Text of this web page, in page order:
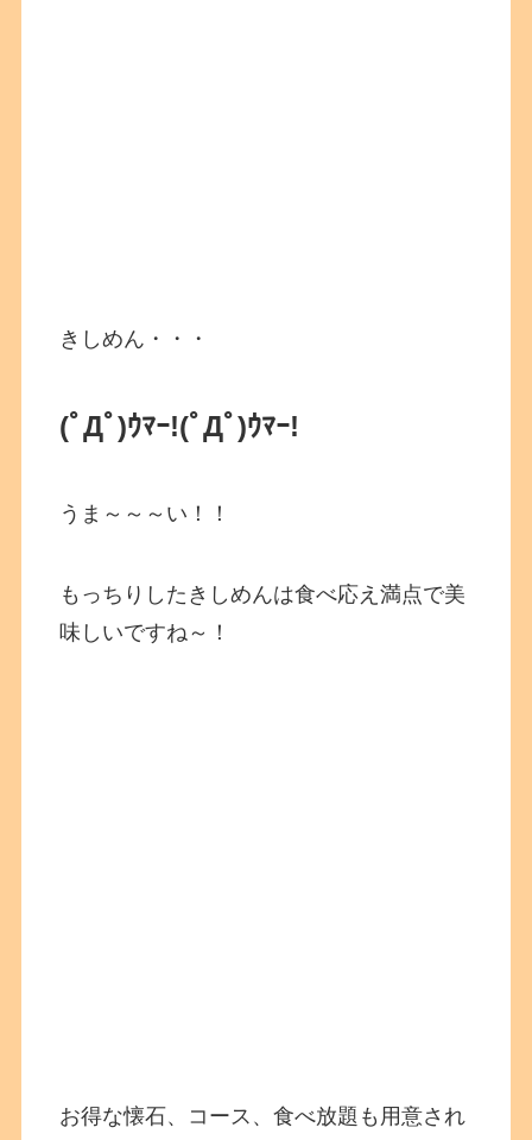
きしめん・・・
(ﾟДﾟ)ｳﾏｰ!(ﾟДﾟ)ｳﾏｰ!
うま～～～い！！
もっちりしたきしめんは食べ応え満点で美
味しいですね～！
お得な懐石、コース、食べ放題も用意され